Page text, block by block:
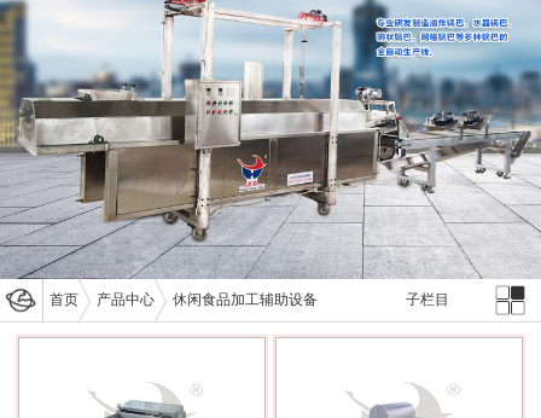
首页 产品中心 休闲食品加工辅助设备 子栏目